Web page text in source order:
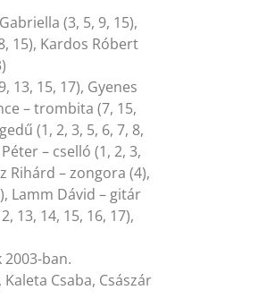
(3, 5, 9, 15),
15), Kardos Róbert
13, 15, 17), Gyenes
– trombita (7, 15,
(1, 2, 3, 5, 6, 7, 8,
– cselló (1, 2, 3,
Rihárd – zongora (4),
Lamm Dávid – gitár
13, 14, 15, 16, 17),
2003-ban.
Csaba, Császár